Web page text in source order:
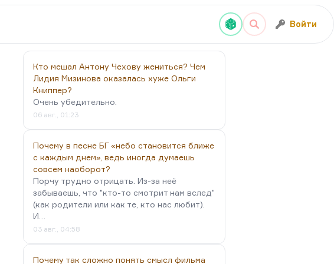
Войти
Кто мешал Антону Чехову жениться? Чем
Лидия Мизинова оказалась хуже Ольги
Книппер?
Очень убедительно.
06 авг., 01:23
Почему в песне БГ «небо становится ближе
с каждым днем», ведь иногда думаешь
совсем наоборот?
Порчу трудно отрицать. Из-за неё
забываешь, что "кто-то смотрит нам вслед"
(как родители или как те, кто нас любит).
И…
03 авг., 04:58
Почему так сложно понять смысл фильма